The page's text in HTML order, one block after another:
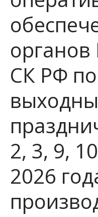
СК РФ
2, 3, 9,
2026